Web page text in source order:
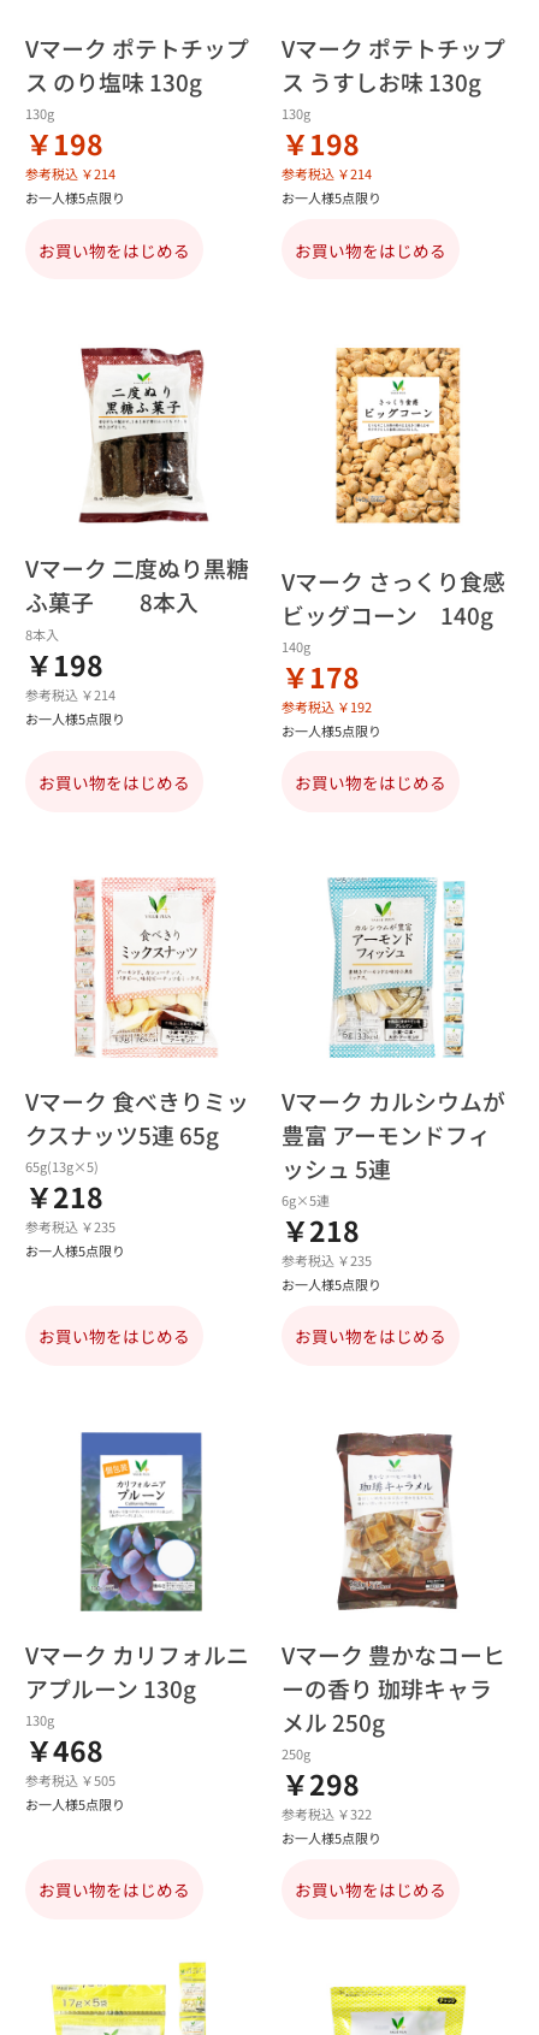
Vマーク ポテトチップ
ス のり塩味 130g
130g
￥198
参考税込 ￥214
お一人様5点限り
お買い物をはじめる
Vマーク ポテトチップ
ス うすしお味 130g
130g
￥198
参考税込 ￥214
お一人様5点限り
お買い物をはじめる
Vマーク 二度ぬり黒糖
ふ菓子 8本入
8本入
￥198
参考税込 ￥214
お一人様5点限り
お買い物をはじめる
Vマーク さっくり食感
ビッグコーン 140g
140g
￥178
参考税込 ￥192
お一人様5点限り
お買い物をはじめる
Vマーク 食べきりミッ
クスナッツ5連 65g
65g(13g×5)
￥218
参考税込 ￥235
お一人様5点限り
お買い物をはじめる
Vマーク カルシウムが
豊富 アーモンドフィ
ッシュ 5連
6g×5連
￥218
参考税込 ￥235
お一人様5点限り
お買い物をはじめる
Vマーク カリフォルニ
アプルーン 130g
130g
￥468
参考税込 ￥505
お一人様5点限り
お買い物をはじめる
Vマーク 豊かなコーヒ
ーの香り 珈琲キャラ
メル 250g
250g
￥298
参考税込 ￥322
お一人様5点限り
お買い物をはじめる